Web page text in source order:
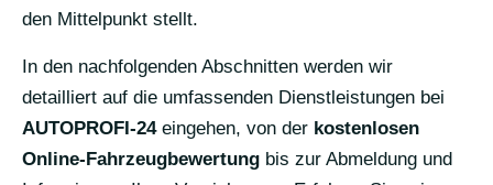
den Mittelpunkt stellt.
In den nachfolgenden Abschnitten werden wir
detailliert auf die umfassenden Dienstleistungen bei
AUTOPROFI-24eingehen, von der kostenlosen
Online-Fahrzeugbewertung bis zur Abmeldung und